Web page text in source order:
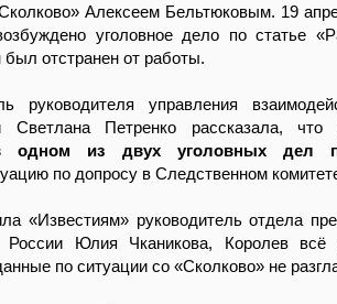
Алексеем Бельтюковым. 19
уголовное дело по статье
отстранен от работы.
руководителя управления
Светлана Петренко рассказала, что
одном из двух уголовных дел
по допросу в Следственном
«Известиям» руководитель отдела
России Юлия Чканикова, Королев
по ситуации со «Сколково» не